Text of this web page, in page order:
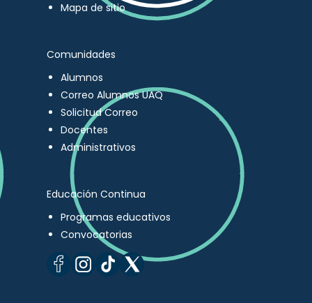
Mapa de sitio
Comunidades
Alumnos
Correo Alumnos UAQ
Solicitud Correo
Docentes
Administrativos
Educación Continua
Programas educativos
Convocatorias